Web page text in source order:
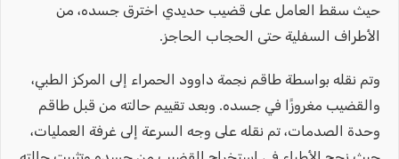
حيث سقط العامل على قضيب حديدي اخترق جسده، من
الأطراف السفلية حتى الحجاب الحاجز.
وتم نقله بواسطة طاقم نجمة داوود الحمراء إلى المركز الطبي،
والقضيب مغروزًا في جسده. وبعد تقييم حالته من قبل طاقم
وحدة الصدمات، تم نقله على وجه السرعة إلى غرفة العمليات،